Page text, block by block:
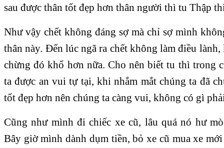
sau được thân tốt đẹp hơn thân người thì tu Thập
Như vậy chết không đáng sợ mà chỉ sợ mình
thân này. Đến lúc ngã ra chết không làm điều
chừng đó khổ hơn nữa. Cho nên biết tu thì trong
ta được an vui tự tại, khi nhắm mắt chúng ta đã
tốt đẹp hơn nên chúng ta càng vui, không có gì
Cũng như mình đi chiếc xe cũ, lâu quá nó hư
Bây giờ mình dành dụm tiền, bỏ xe cũ mua xe